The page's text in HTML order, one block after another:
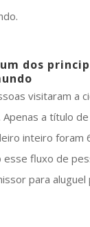
dos
visitaram a
a título
inteiro foram
esse fluxo de
para aluguel